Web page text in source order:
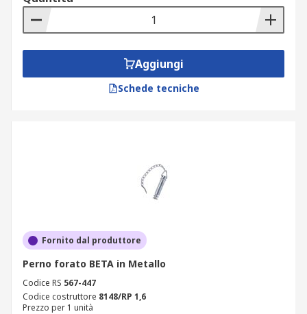
Aggiungi
Schede tecniche
Fornito dal produttore
Perno forato BETA in Metallo
Codice RS 567-447
Codice costruttore 8148/RP 1,6
Prezzo per 1 unità